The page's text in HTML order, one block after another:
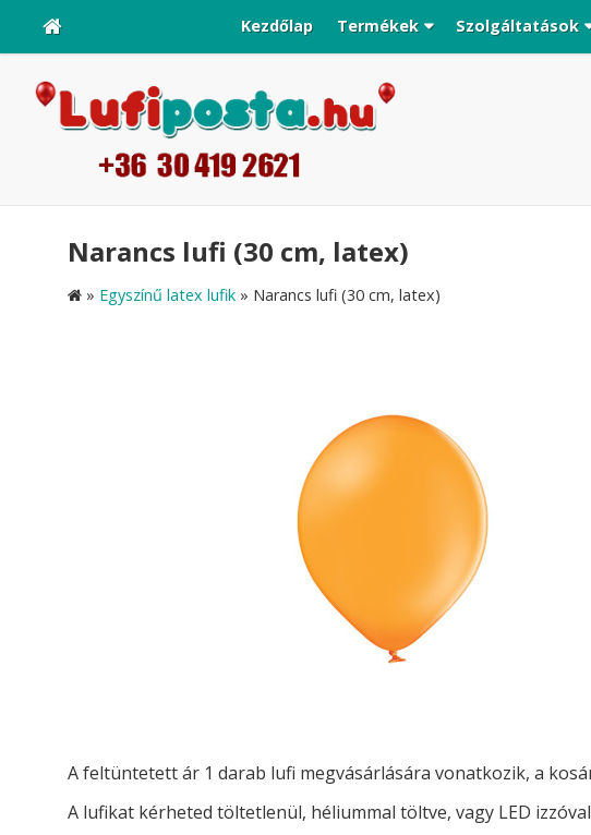
Kezdőlap Termékek Szolgáltatások
Narancs lufi (30 cm, latex)
» Egyszínű latex lufik » Narancs lufi (30 cm, latex)
A feltüntetett ár 1 darab lufi megvásárlására vonatkozik, a
A lufikat kérheted töltetlenül, héliummal töltve, vagy LED